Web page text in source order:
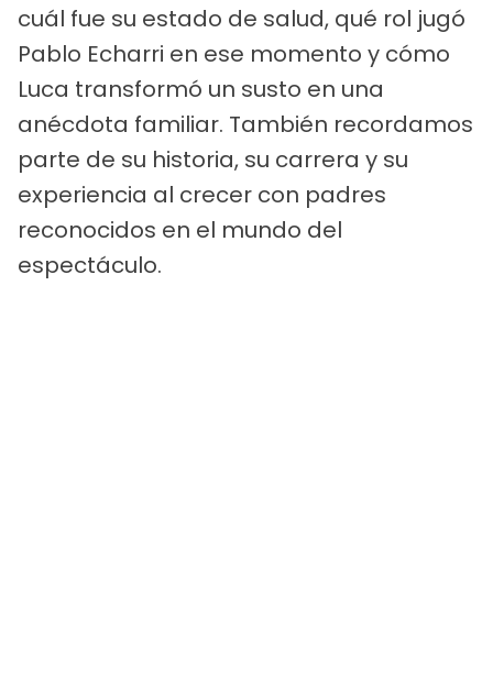
cuál fue su estado de salud, qué rol jugó
Pablo Echarri en ese momento y cómo
Luca transformó un susto en una
anécdota familiar. También recordamos
parte de su historia, su carrera y su
experiencia al crecer con padres
reconocidos en el mundo del
espectáculo.